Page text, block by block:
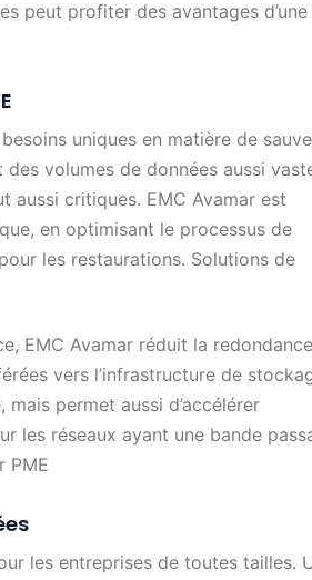
peut profiter des avantages d’une
uniques en matière de
volumes de données aussi
aussi critiques. EMC Avamar est
en optimisant le processus de
les restaurations. Solutions de
EMC Avamar réduit la
vers l’infrastructure de
permet aussi d’accélérer
les réseaux ayant une bande
PME
les entreprises de toutes tailles.